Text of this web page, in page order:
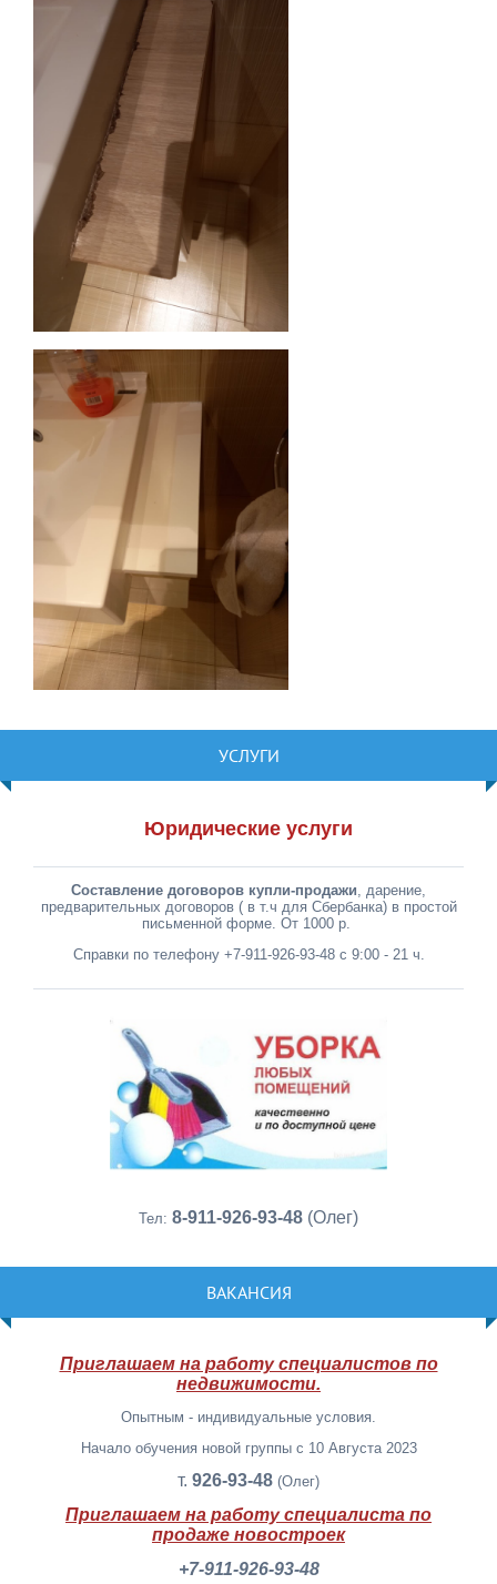
УСЛУГИ
Юридические услуги
Составление договоров купли-продажи, дарение,
предварительных договоров ( в т.ч для Сбербанка) в простой
письменной форме. От 1000 р.
Справки по телефону +7-911-926-93-48 с 9:00 - 21 ч.
Тел: 8-911-926-93-48 (Олег)
ВАКАНСИЯ
Приглашаем на работу специалистов по
недвижимости.
Опытным - индивидуальные условия.
Начало обучения новой группы с 10 Августа 2023
т. 926-93-48 (Олег)
Приглашаем на работу специалиста по
продаже новостроек
+7-911-926-93-48